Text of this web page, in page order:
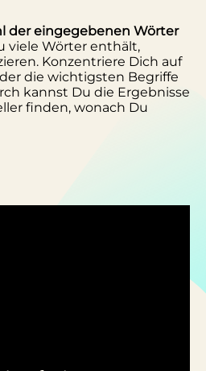
der eingegebenen Wörter
viele Wörter enthält,
Konzentriere Dich auf
die wichtigsten Begriffe
kannst Du die Ergebnisse
finden, wonach Du